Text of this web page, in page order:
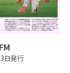
日発行